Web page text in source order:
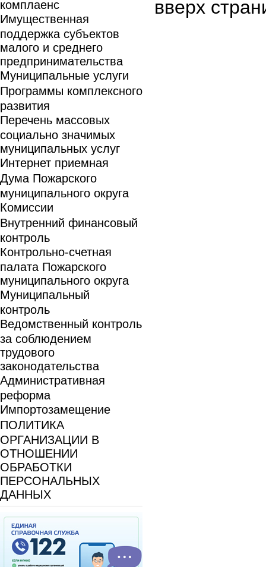
комплаенс
Имущественная
поддержка субъектов
малого и среднего
предпринимательства
Муниципальные услуги
Программы комплексного
развития
Перечень массовых
социально значимых
муниципальных услуг
Интернет приемная
Дума Пожарского
муниципального округа
Комиссии
Внутренний финансовый
контроль
Контрольно-счетная
палата Пожарского
муниципального округа
Муниципальный
контроль
Ведомственный контроль
за соблюдением
трудового
законодательства
Административная
реформа
Импортозамещение
ПОЛИТИКА
ОРГАНИЗАЦИИ В
ОТНОШЕНИИ
ОБРАБОТКИ
ПЕРСОНАЛЬНЫХ
ДАННЫХ
вверх